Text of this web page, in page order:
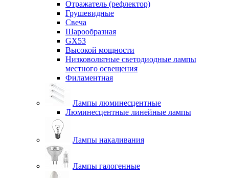
Отражатель (рефлектор)
Грушевидные
Свеча
Шарообразная
GX53
Высокой мощности
Низковольтные светодиодные лампы
местного освещения
Филаментная
Лампы люминесцентные
Люминесцентные линейные лампы
Лампы накаливания
Лампы галогенные